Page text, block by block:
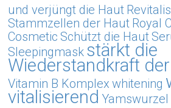
und verjüngt die Haut
Stammzellen der Haut Royal
Cosmetic Schützt die Haut
Sleepingmask stärkt die
Wiederstandkraft
Vitamin B Komplex whitening
vitalisierend Yamswurzel